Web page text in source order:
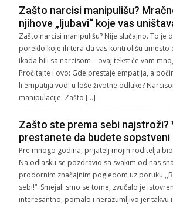
Zašto narcisi manipulišu?
njihove „ljubavi“ koje vas
Zašto narcisi manipulišu? Nije slučajno. To je
poreklo koje ih tera da vas kontrolišu umesto
ikada bili sa narcisom – ovaj tekst će vam
Pročitajte i ovo: Gde prestaje empatija, a
li empatija vodi u loše životne odluke?
manipulacije: Zašto […]
Zašto ste prema sebi najstroži?
prestanete da budete
Pre mnogo godina, prijatelj mojih roditelja
Na odlasku se pozdravio sa svakim od nas
prodornim značajnim pogledom uz poruku
sebi!“. Smejali smo se tome, zvučalo je
interesantno, pomalo i nerazumljivo jer takvu